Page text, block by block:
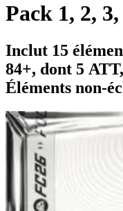
Pack 1, 2,
Inclut 15
84+, dont 5
Éléments non-